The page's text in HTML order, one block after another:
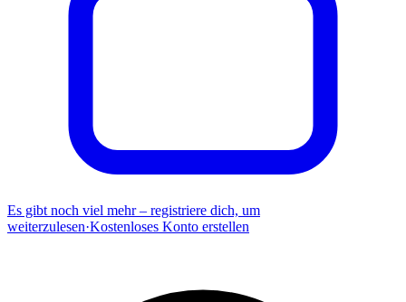
Es gibt noch viel mehr – registriere dich, um
weiterzulesen·Kostenloses Konto erstellen